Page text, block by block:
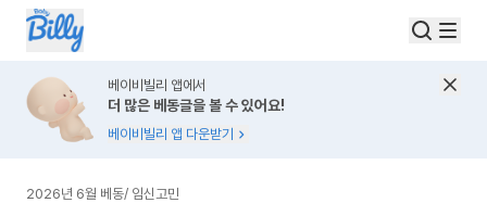
베이비빌리 앱에서
더 많은 베동글을 볼 수 있어요!
베이비빌리 앱 다운받기
2026년 6월 베동/ 임신고민